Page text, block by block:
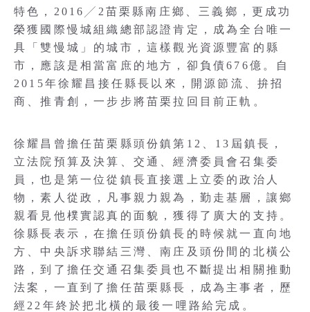
特色，2016╱2苗栗縣南庄鄉、三義鄉，更成功
榮獲國際慢城組織總部認證肯定，成為全台唯一
具「雙慢城」的城市，這樣觀光資源豐富的縣
市，應該是相當富庶的地方，卻負債676億。自
2015年徐耀昌接任縣長以來，開源節流、拚招
商、推青創，一步步將苗栗拉回目前正軌。
徐耀昌曾擔任苗栗縣頭份鎮第12、13屆鎮長，
立法院預算及決算、交通、經濟委員會召集委
員，也是第一位從鎮長直接選上立委的政治人
物，素人從政，凡事親力親為，勤走基層，讓鄉
親看見他樸實認真的面貌，獲得了廣大的支持。
徐縣長表示，在擔任頭份鎮長的時候就一直向地
方、中央訴求聯結三灣、南庄及頭份間的北橫公
路，到了擔任交通召集委員也不斷提出相關推動
法案，一直到了擔任苗栗縣長，成為主事者，歷
經22年終於把北橫的最後一哩路給完成。